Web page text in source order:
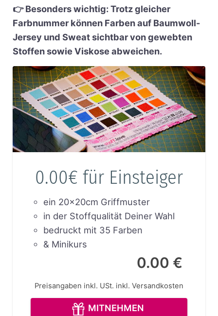
👉 Besonders wichtig: Trotz gleicher
Farbnummer können Farben auf Baumwoll-
Jersey und Sweat sichtbar von gewebten
Stoffen sowie Viskose abweichen.
0.00€ für Einsteiger
ein 20x20cm Griffmuster
in der Stoffqualität Deiner Wahl
bedruckt mit 35 Farben
& Minikurs
0.00 €
Preisangaben inkl. USt. inkl. Versandkosten
MITNEHMEN